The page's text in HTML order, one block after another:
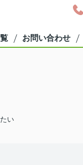
お問い合わせ
い